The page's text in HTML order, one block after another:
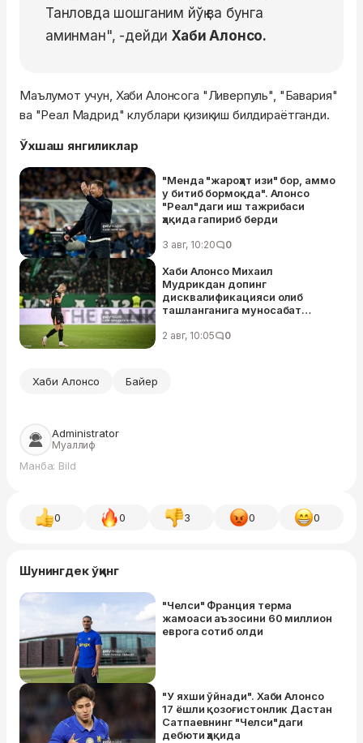
Танловда шошганим йўқ ва бунга
аминман", -дейди Хаби Алонсо.
Маълумот учун, Хаби Алонсога "Ливерпуль", "Бавария"
ва "Реал Мадрид" клублари қизиқиш билдираётганди.
Ўхшаш янгиликлар
"Менда "жароҳат изи" бор, аммо
у битиб бормоқда". Алонсо
"Реал"даги иш тажрибаси
ҳақида гапириб берди
3 авг, 10:20 0
Хаби Алонсо Михаил
Мудрикдан допинг
дисквалификацияси олиб
ташланганига муносабат
2 авг, 10:05 0
Хаби Алонсо Байер
Administrator
Муаллиф
Манба: Bild
0 0 3 0 0
Шунингдек ўқинг
"Челси" Франция терма
жамоаси аъзосини 60 миллион
еврога coтиб oлди
"У яхши ўйнади". Хаби Алонсо
17 ёшли қозоғистонлик Дастан
Сатпаевнинг "Челси"даги
дебюти ҳақида